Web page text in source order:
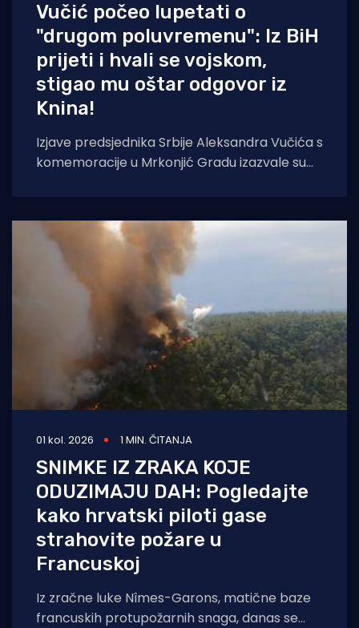
Vučić počeo lupetati o
"drugom poluvremenu": Iz BiH
prijeti i hvali se vojskom,
stigao mu oštar odgovor iz
Knina!
Izjave predsjednika Srbije Aleksandra Vučića s
komemoracije u Mrkonjić Gradu izazvale su
01 kol. 2026 1 MIN. ČITANJA
SNIMKE IZ ZRAKA KOJE
ODUZIMAJU DAH: Pogledajte
kako hrvatski piloti gase
strahovite požare u
Francuskoj
Iz zračne luke Nîmes-Garons, matične baze
francuskih protupožarnih snaga, danas se